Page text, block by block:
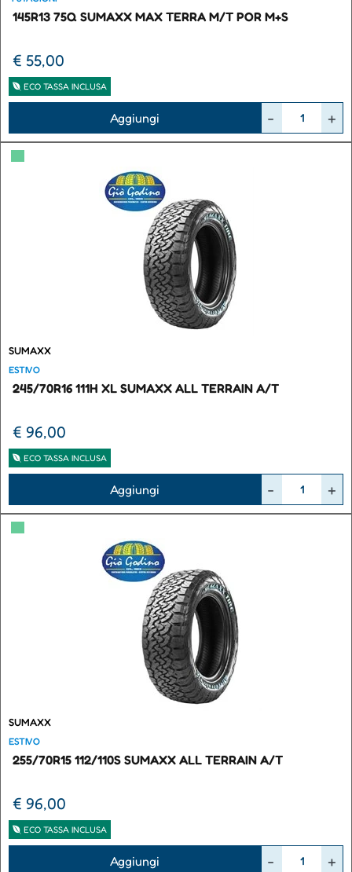
145R13 75Q SUMAXX MAX TERRA M/T POR M+S
€ 55,00
ECO TASSA INCLUSA
Aggiungi
▀
SUMAXX
ESTIVO
245/70R16 111H XL SUMAXX ALL TERRAIN A/T
€ 96,00
ECO TASSA INCLUSA
Aggiungi
▀
SUMAXX
ESTIVO
255/70R15 112/110S SUMAXX ALL TERRAIN A/T
€ 96,00
ECO TASSA INCLUSA
Aggiungi